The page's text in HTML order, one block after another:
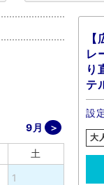
9月
土
1
レ
り
テ
設
大